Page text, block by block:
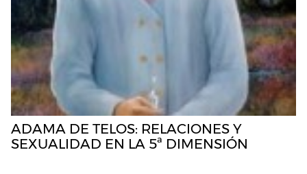
ADAMA DE TELOS: RELACIONES Y
SEXUALIDAD EN LA 5ª DIMENSIÓN